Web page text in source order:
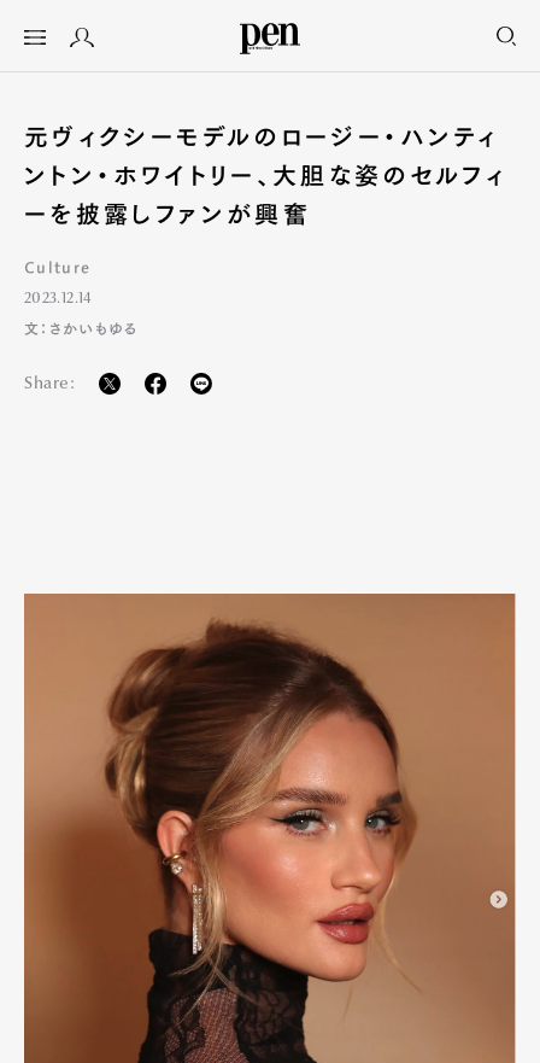
元ヴィクシーモデルのロージー・ハンティ
ントン・ホワイトリー、大胆な姿のセルフィ
ーを披露しファンが興奮
Culture
2023.12.14
文：さかいもゆる
Share: